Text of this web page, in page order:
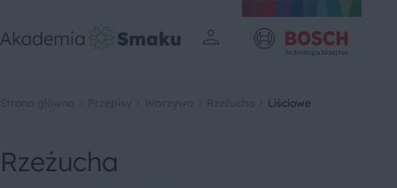
Liściowe
Rzeżucha